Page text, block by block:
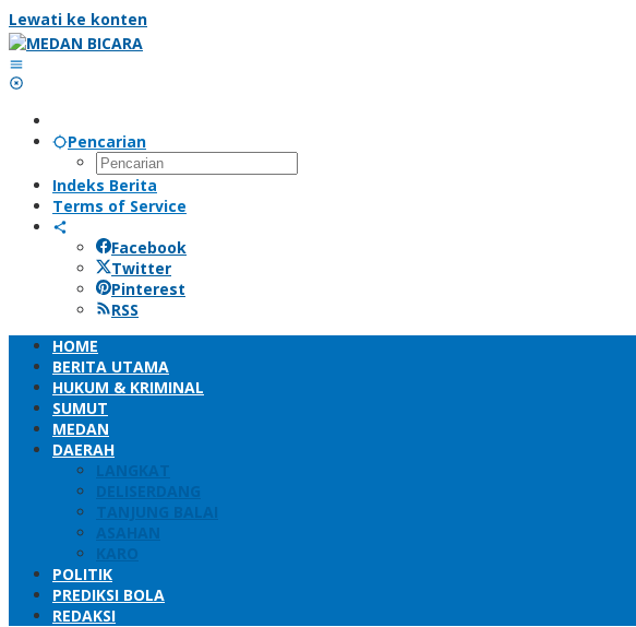
Lewati ke konten
Pencarian
Indeks Berita
Terms of Service
Facebook
Twitter
Pinterest
RSS
HOME
BERITA UTAMA
HUKUM & KRIMINAL
SUMUT
MEDAN
DAERAH
LANGKAT
DELISERDANG
TANJUNG BALAI
ASAHAN
KARO
POLITIK
PREDIKSI BOLA
REDAKSI